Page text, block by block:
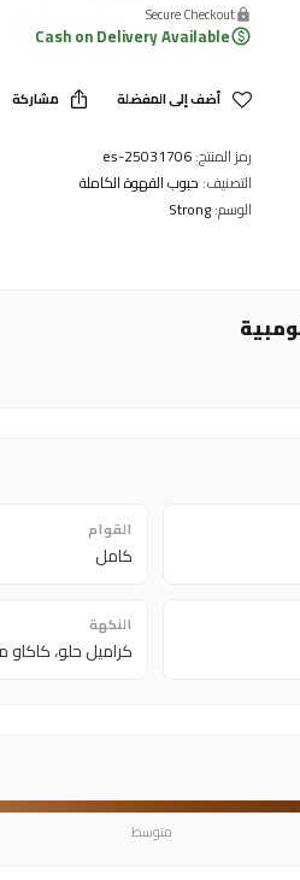
Secure Checkout
Cash on Delivery Available
أضف إلى المفضلة مشاركة
رمز المنتج:25031706-es
التصنيف: حبوب القهوة الكاملة
الوسم:Strong
القوام
كامل
النكهة
كراميل حلو،
متوسط